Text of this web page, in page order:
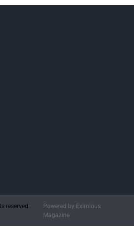
reserved.
Powered by Eximious
Magazine